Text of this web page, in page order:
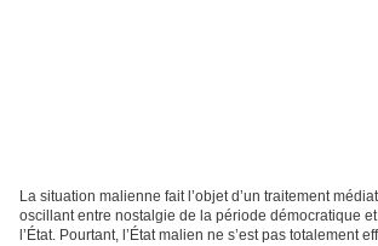
La situation malienne fait l’objet d’un traitement
oscillant entre nostalgie de la période démocratique
l’État. Pourtant, l’État malien ne s’est pas totalement